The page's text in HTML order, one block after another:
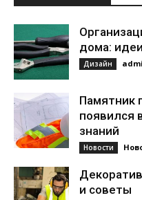
дома:
Дизайн
Памятник
появился
знаний
Новости
и советы